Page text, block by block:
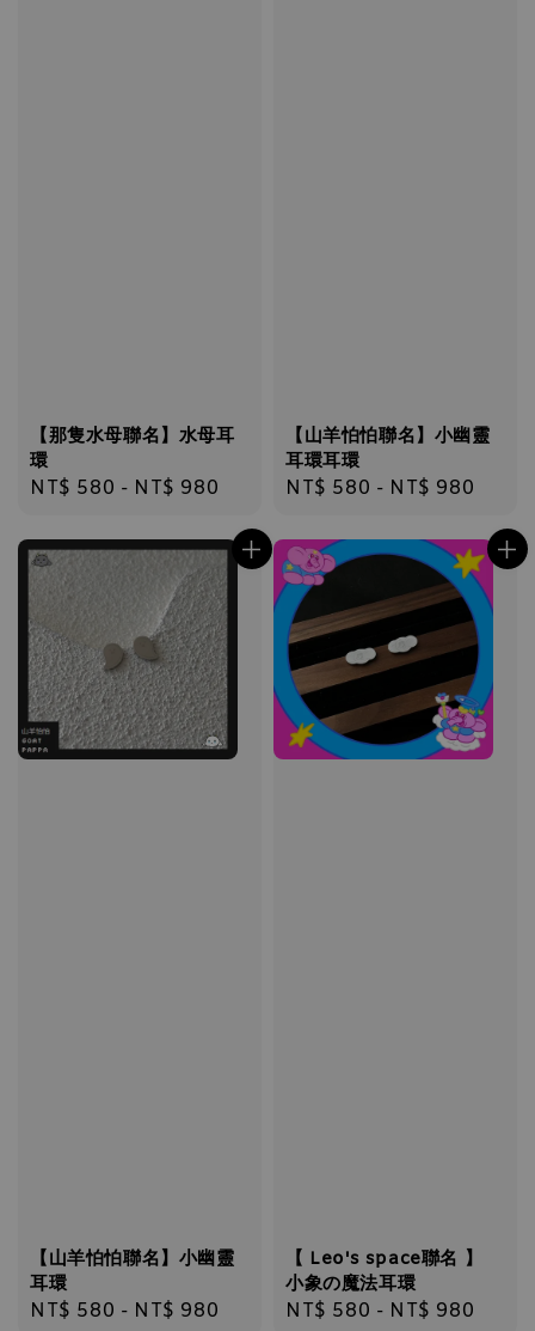
【那隻水母聯名】水母耳
環
Regular
NT$ 580 - NT$ 980
【山羊怕怕聯名】小幽靈
耳環耳環
Regular
NT$ 580 - NT$ 980
【山羊怕怕聯名】小幽靈
耳環
Regular
NT$ 580 - NT$ 980
【 Leo's space聯名 】
小象の魔法耳環
Regular
NT$ 580 - NT$ 980